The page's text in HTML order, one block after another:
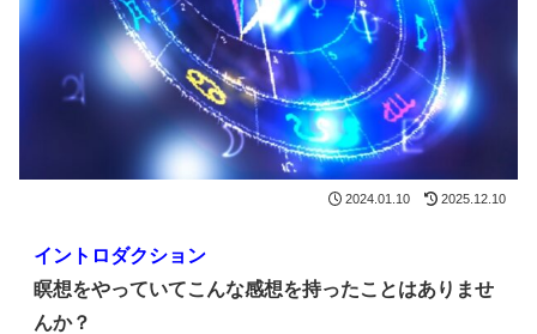
2024.01.10 2025.12.10
イントロダクション
瞑想をやっていてこんな感想を持ったことはありませ
んか？